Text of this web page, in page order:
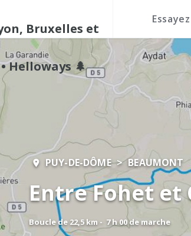
PUY-DE-DÔME BEAUMONT
Entre Fohet et
Boucle de 22,5 km - 7 h 00 de marche